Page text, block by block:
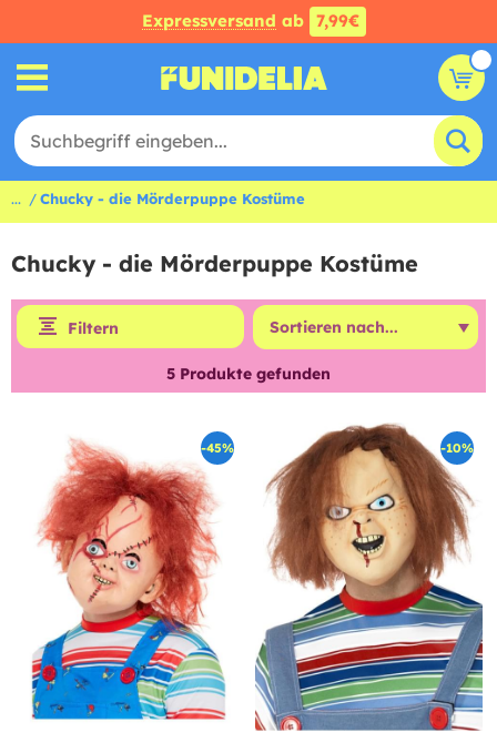
Expressversand ab 7,99€
... Chucky - die Mörderpuppe Kostüme
Chucky - die Mörderpuppe Kostüme
Filtern
5 Produkte gefunden
-45% -10%